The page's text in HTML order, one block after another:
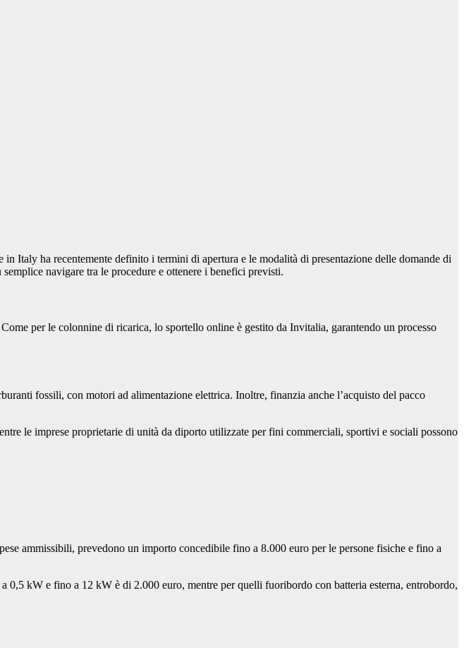
Italy ha recentemente definito i termini di apertura e le modalità di presentazione delle domande di
semplice navigare tra le procedure e ottenere i benefici previsti.
per le colonnine di ricarica, lo sportello online è gestito da Invitalia, garantendo un processo
fossili, con motori ad alimentazione elettrica. Inoltre, finanzia anche l’acquisto del pacco
le imprese proprietarie di unità da diporto utilizzate per fini commerciali, sportivi e sociali possono
ammissibili, prevedono un importo concedibile fino a 8.000 euro per le persone fisiche e fino a
kW e fino a 12 kW è di 2.000 euro, mentre per quelli fuoribordo con batteria esterna, entrobordo,